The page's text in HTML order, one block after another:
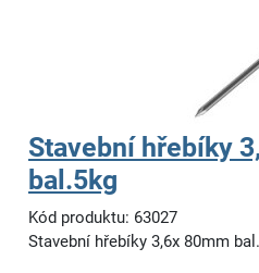
Stavební hřebíky
bal.5kg
Kód produktu: 63027
Stavební hřebíky 3,6x 80mm